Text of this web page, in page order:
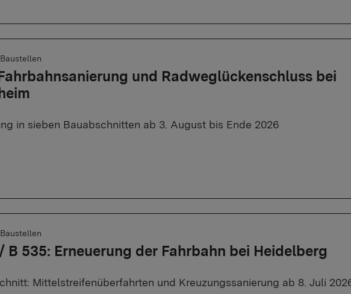
Fahrbahnsanierung und Radweglückenschluss bei
Baustellen
in sieben Bauabschnitten ab 3. August bis Ende 2026
B 535: Erneuerung der Fahrbahn bei Heidelberg
Baustellen
Mittelstreifenüberfahrten und Kreuzungssanierung ab 8. Juli